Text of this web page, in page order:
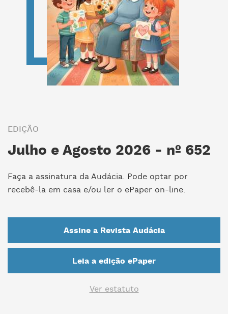
EDIÇÃO
Julho e Agosto 2026 - nº 652
Faça a assinatura da Audácia. Pode optar por
recebê-la em casa e/ou ler o ePaper on-line.
Assine a Revista Audácia
Leia a edição ePaper
Ver estatuto